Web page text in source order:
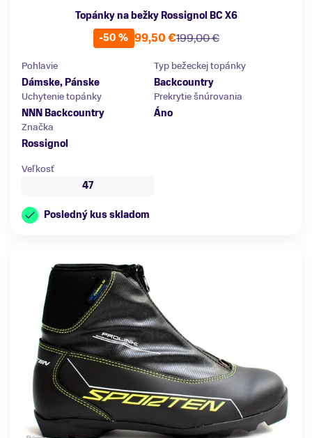
Topánky na bežky Rossignol BC X6
-50 %
199,00 €
99,50 €
Pohlavie
Dámske, Pánske
Typ bežeckej topánky
Backcountry
Uchytenie topánky
NNN Backcountry
Prekrytie šnúrovania
Áno
Značka
Rossignol
Veľkosť
47
Posledný kus skladom